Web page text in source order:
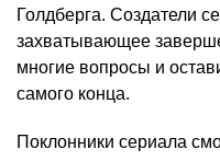
Голдберга. Создатели
захватывающее
многие вопросы и
самого конца.
Поклонники сериала